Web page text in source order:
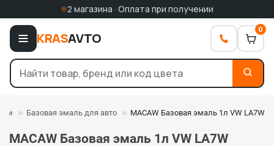
2 магазина · Оплата при получении
KRASAVTO
0
Базовая эмаль для авто MACAW Базовая эмаль 1л VW LA7W
MACAW Базовая эмаль 1л VW LA7W